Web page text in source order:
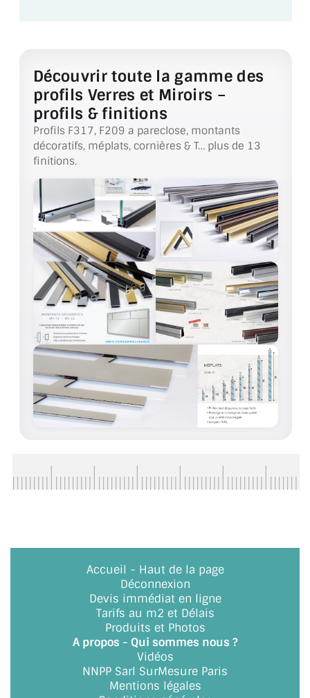
VERRE FEUILLETÉ
VERRE ANTI-REFLET
VERRE LAQUÉ/CRÉDENCE
DALLE DE SOL EN VERRE
PORTE EN VERRE
GARDE CORPS EN VERRE
VERRIÈRE TYPE ATELIER
VERRES TEXTURÉS
PLEXIGLAS PMMA
DOUBLE VITRAGE
ACCESSOIRES & QUINCAILLERIE
LES FIXATIONS POUR MIROIR
CONNECTEURS ET ASSEMBLAGE DE VERRES
PLATS ET CORNIÈRES
LES CHARNIÈRES DE PORTE EN VERRE
BOUTONS ET POIGNÉES
Découvrir toute la gamme des
profils Verres et Miroirs –
profils & finitions
Profils F317, F209 a pareclose, montants
décoratifs, méplats, cornières & T… plus de 13
finitions.
Accueil - Haut de la page
Déconnexion
Devis immédiat en ligne
Tarifs au m2 et Délais
Produits et Photos
A propos - Qui sommes nous ?
Vidéos
NNPP Sarl SurMesure Paris
Mentions légales